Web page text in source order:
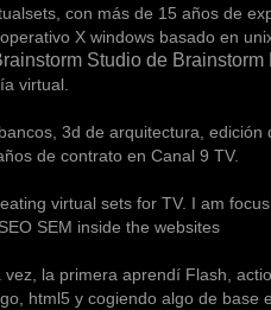
, con más de 15 años de
X windows basado en
Studio de Brainstorm
virtual.
3d de arquitectura, edición
de contrato en Canal 9 TV.
virtual sets for TV. I am
SEM inside the websites
la primera aprendí Flash,
html5 y cogiendo algo de base